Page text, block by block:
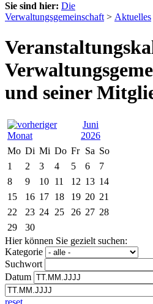
Sie sind hier: Die
Verwaltungsgemeinschaft > Aktuelles
und seiner
Juni
2026
Mo Di Mi Do Fr Sa So
1
2 3 4 5 6
7
8
9 10 11 12 13 14
15
16 17 18 19 20 21
22
23 24 25 26 27 28
29
30
Hier können Sie gezielt suchen:
Kategorie
Suchwort
Datum
reset